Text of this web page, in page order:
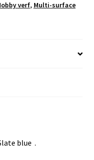
verf, Multi-surface
blue .